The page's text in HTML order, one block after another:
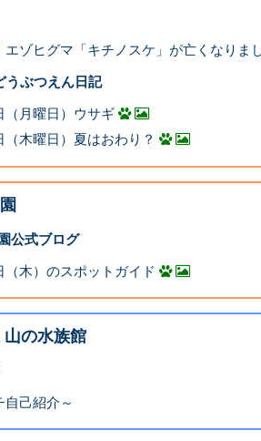
エゾヒグマ「キチノスケ」が亡くなりま
うぶつえん日記
（月曜日）ウサギ
（木曜日）夏はおわり？
公式ブログ
（木）のスポットガイド
山の水族館
自己紹介～